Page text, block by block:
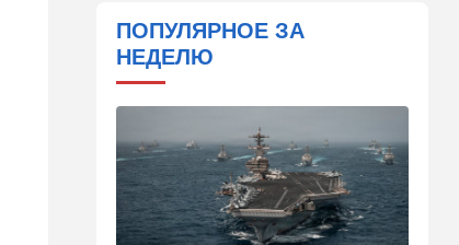
Средиземноморская диета
оказалась полезна не только
Погода в Израиле на
четверг, 6 августа: в
некоторых районах
температура понизится
ПОПУЛЯРНОЕ ЗА
НЕДЕЛЮ